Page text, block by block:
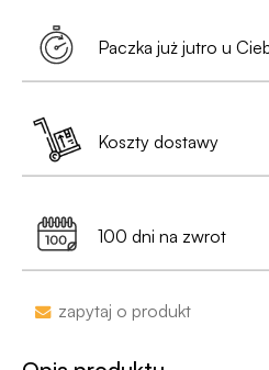
•Paczka będzie
• Na etykiecie znajdzie
Dyskrecji — jeśli ją
dostawą
. Szybko,
dodatkowych warunków.
Paczka już jutro u
samego dnia (w dni
Jest już po 13:00?
Koszty dostawy
przy zamówieniu za
100 dni na zwrot
100 dni na zwrot. Sam
zapytaj o produkt